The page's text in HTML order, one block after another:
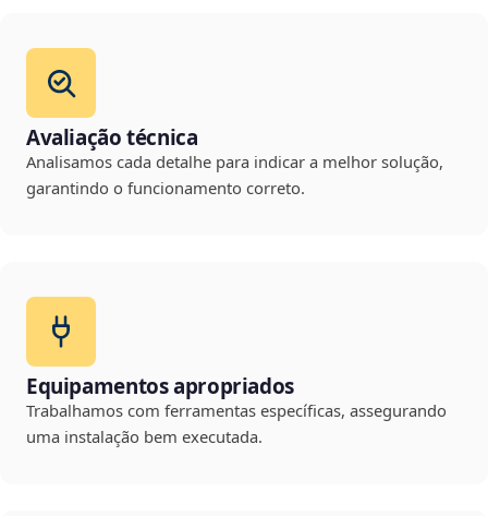
Avaliação técnica
Analisamos cada detalhe para indicar a melhor solução,
garantindo o funcionamento correto.
Equipamentos apropriados
Trabalhamos com ferramentas específicas, assegurando
uma instalação bem executada.